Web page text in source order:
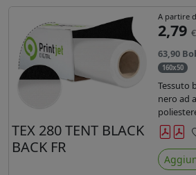
TEX 280 TENT BLACK
BACK FR
A partire
2,79
63,90
160x50
Tessuto
nero ad
tende